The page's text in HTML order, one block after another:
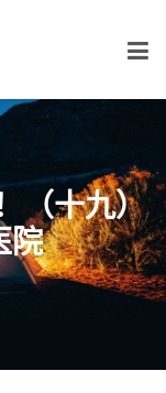
（十九）
院